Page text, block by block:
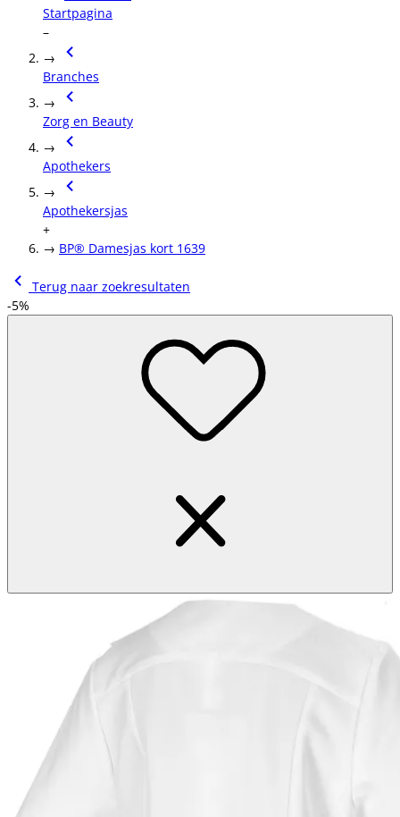
Startpagina
–
→
Branches
→
Zorg en Beauty
→
Apothekers
→
Apothekersjas
+
→ BP® Damesjas kort 1639
Terug naar zoekresultaten
-5%